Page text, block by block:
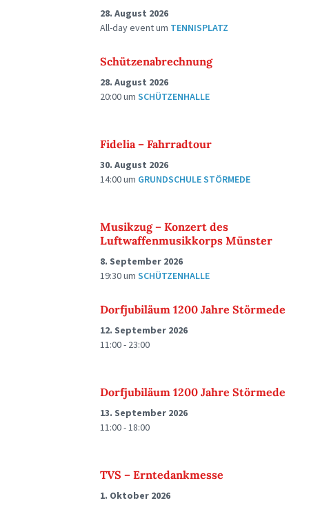
28. August 2026
All-day eventum TENNISPLATZ
Schützenabrechnung
28. August 2026
20:00um SCHÜTZENHALLE
Fidelia – Fahrradtour
30. August 2026
14:00um GRUNDSCHULE STÖRMEDE
Musikzug – Konzert des
Luftwaffenmusikkorps Münster
8. September 2026
19:30um SCHÜTZENHALLE
Dorfjubiläum 1200 Jahre Störmede
12. September 2026
11:00 - 23:00
Dorfjubiläum 1200 Jahre Störmede
13. September 2026
11:00 - 18:00
TVS – Erntedankmesse
1. Oktober 2026